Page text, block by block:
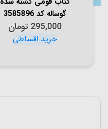
گوساله کد 3585896
295,000 تومان